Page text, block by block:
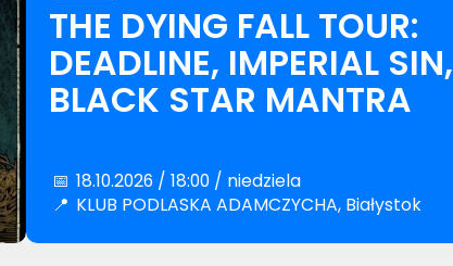
THE DYING FALL TOUR:
DEADLINE, IMPERIAL SIN,
BLACK STAR MANTRA
📅 18.10.2026 / 18:00 / niedziela
📍 KLUB PODLASKA ADAMCZYCHA, Białystok